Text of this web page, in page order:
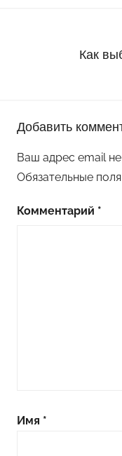
Как
Добавить
Ваш адрес email
Обязательные
Комментарий *
Имя *